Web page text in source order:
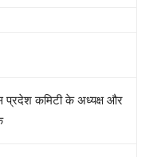
प्रदेश कमिटी के अध्यक्ष और